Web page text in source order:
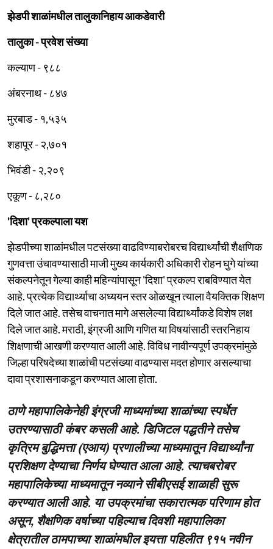
झेडपी शाळांमधील तालुकानिहाय आकडेवारी
तालुका - प्रवेश संख्या
कल्याण - ९८८
अंबरनाथ - ८४७
मुरबाड - १,५३५
शहापूर - २,७०१
भिवंडी - २,२०९
एकूण - ८,२८०
'दिशा' प्रकल्पाला यश
झेडपीच्या शाळांमधील पटसंख्या वाढविण्याबरोबरच विद्यार्थ्यांची शैक्षणिक
गुणवत्ता उंचावण्यासाठी माजी मुख्य कार्यकारी अधिकारी रोहन घुगे यांच्या
संकल्पनेतून गेल्या काही महिन्यांपासून 'दिशा' प्रकल्प राबविण्यात येत
आहे. प्रत्येक विद्यार्थ्याचा अध्ययन स्तर ओळखून त्याला वैयक्तिक शिक्षण
दिले जात आहे. तसेच वाचनात मागे असलेल्या विद्यार्थ्यांकडे विशेष लक्ष
दिले जात आहे. मराठी, इंग्रजी आणि गणित या विषयांसाठी स्तरनिहाय
शिक्षणाची आखणी करण्यात आली आहे. विविध नावीन्यपूर्ण उपक्रमांमुळे
जिल्हा परिषदेच्या शाळांची पटसंख्या वाढण्यास मदत होणार असल्याचा
दावा प्रशासनाकडून करण्यात आला होता.
ठाणे महापालिकेनेही इंग्रजी माध्यमांच्या शाळांच्या स्पर्धेत
उतरण्यासाठी कंबर कसली आहे. डिजिटल पद्धतीने तसेच
कृत्रिम बुद्धिमत्ता (एआय) प्रणालीच्या माध्यमातून विद्यार्थ्यांना
प्रशिक्षण देण्याचा निर्णय घेण्यात आला आहे. त्याचबरोबर
महापालिकेच्या माध्यमातून नव्याने सीबीएसई शाळाही सुरू
करण्यात आली आहे. या उपक्रमांचा सकारात्मक परिणाम होत
असून, शैक्षणिक वर्षाच्या पहिल्याच दिवशी महापालिका
क्षेत्रातील ठामपाच्या शाळांमधील इयत्ता पहिलीत ९१५ नवीन